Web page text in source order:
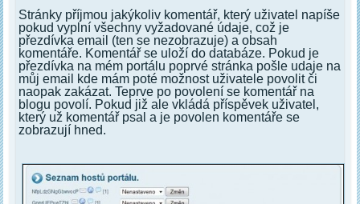
Stránky příjmou jakýkoliv komentář, který uživatel napíše
pokud vyplní všechny vyžadované údaje, což je
přezdívka email (ten se nezobrazuje) a obsah
komentáře. Komentář se uloží do databáze. Pokud je
přezdívka na mém portálu poprvé stránka pošle udaje na
můj email kde mám poté možnost uživatele povolit či
naopak zakázat. Teprve po povolení se komentář na
blogu povolí. Pokud již ale vkládá příspěvek uživatel,
který už komentář psal a je povolen komentáře se
zobrazují hned.